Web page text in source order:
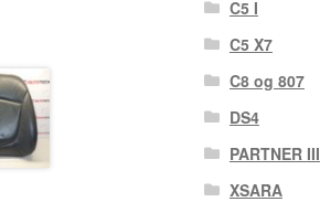
C5 I
C5 X7
C8 og 807
DS4
PARTNER III
XSARA